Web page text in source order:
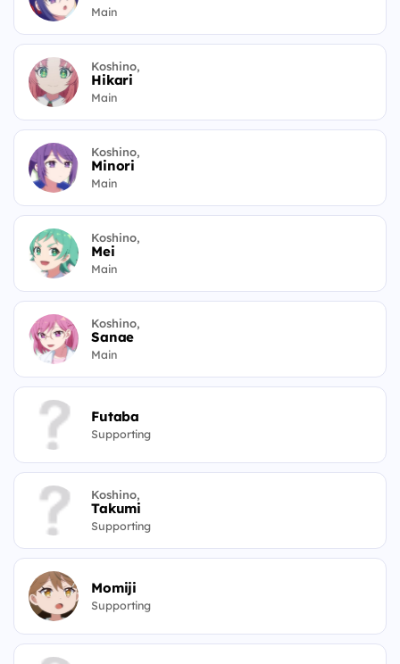
Main
Koshino,
Hikari
Main
Koshino,
Minori
Main
Koshino,
Mei
Main
Koshino,
Sanae
Main
Futaba
Supporting
Koshino,
Takumi
Supporting
Momiji
Supporting